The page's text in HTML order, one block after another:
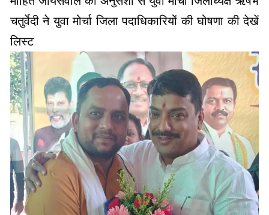
चतुर्वेदी ने युवा मोर्चा जिला पदाधिकारियों की घोषणा की देखें
लिस्ट